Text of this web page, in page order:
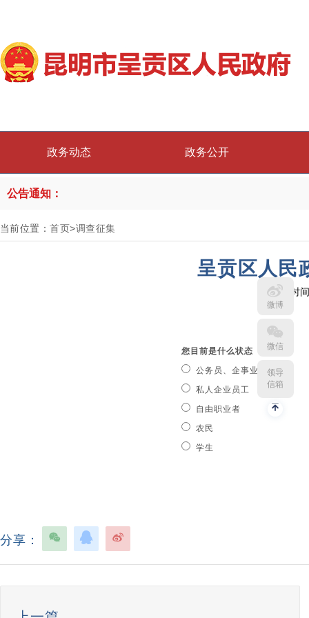
政务动态 政务公开
公告通知：
微博
微信
领导
信箱
当前位置：首页>调查征集
呈贡区人民
发布时
您目前是什么状态
公务员、企事业单位人员
私人企业员工
自由职业者
农民
学生
分享：